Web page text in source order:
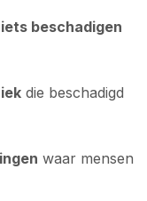
beschadigen
die beschadigd
waar mensen